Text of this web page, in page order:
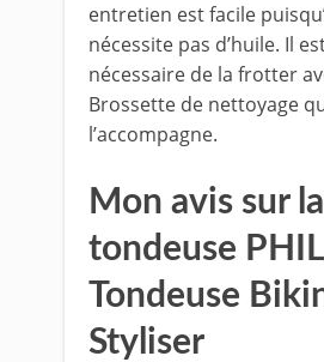
entretien est facile
nécessite pas d’huile. Il
nécessaire de la frotter
Brossette de nettoyage
l’accompagne.
Mon avis sur la
tondeuse
Tondeuse
Styliser